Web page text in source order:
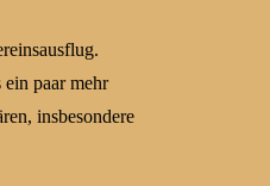
ein paar mehr
insbesondere